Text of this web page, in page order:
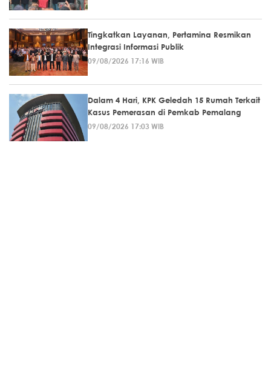
Tingkatkan Layanan, Pertamina Resmikan
Integrasi Informasi Publik
09/08/2026 17:16 WIB
Dalam 4 Hari, KPK Geledah 15 Rumah Terkait
Kasus Pemerasan di Pemkab Pemalang
09/08/2026 17:03 WIB